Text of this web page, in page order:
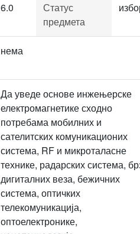
6.0
Статус
предмета
нема
Да уведе основе инжењерске
електромагнетике сходно
потребама мобилних и
сателитских комуникационих
система, RF и микроталасне
технике, радарских система,
дигиталних веза, бежичних
система, оптичких
телекомуникација,
оптоелектронике,